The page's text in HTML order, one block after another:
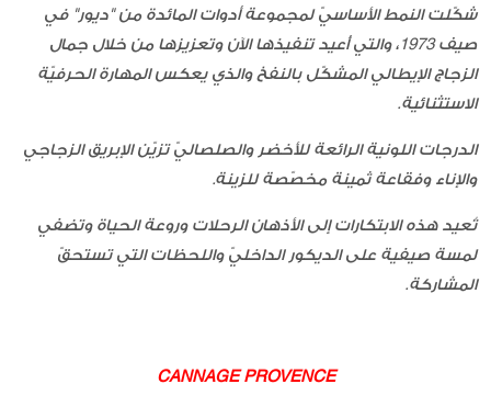
شكّلت النمط الأساسيّ لمجموعة أدوات المائدة من "ديور" في
صيف 1973، والتي أُعيد تنفيذها الآن وتعزيزها من خلال جمال
الزجاج الإيطالي المشكّل بالنفخ والذي يعكس المهارة الحرفيّة
الاستثنائية.
الدرجات اللونية الرائعة للأخضر والصلصاليّ تزيّن الإبريق الزجاجي
والإناء وفقاعة ثمينة مخصّصة للزينة.
تُعيد هذه الابتكارات إلى الأذهان الرحلات وروعة الحياة وتضفي
لمسة صيفية على الديكور الداخليّ واللحظات التي تستحقّ
المشاركة.
CANNAGE PROVENCE